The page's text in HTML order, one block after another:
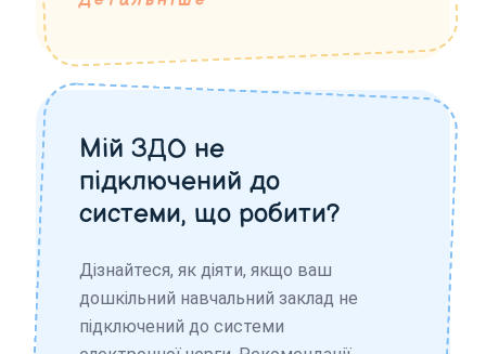
Мій ЗДО не
підключений до
системи, що робити?
Дізнайтеся, як діяти, якщо ваш
дошкільний навчальний заклад не
підключений до системи